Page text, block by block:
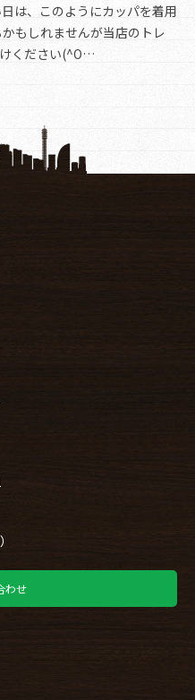
は、このようにカッパを着用
もしれませんが当店のトレ
ください(^O…
わせ